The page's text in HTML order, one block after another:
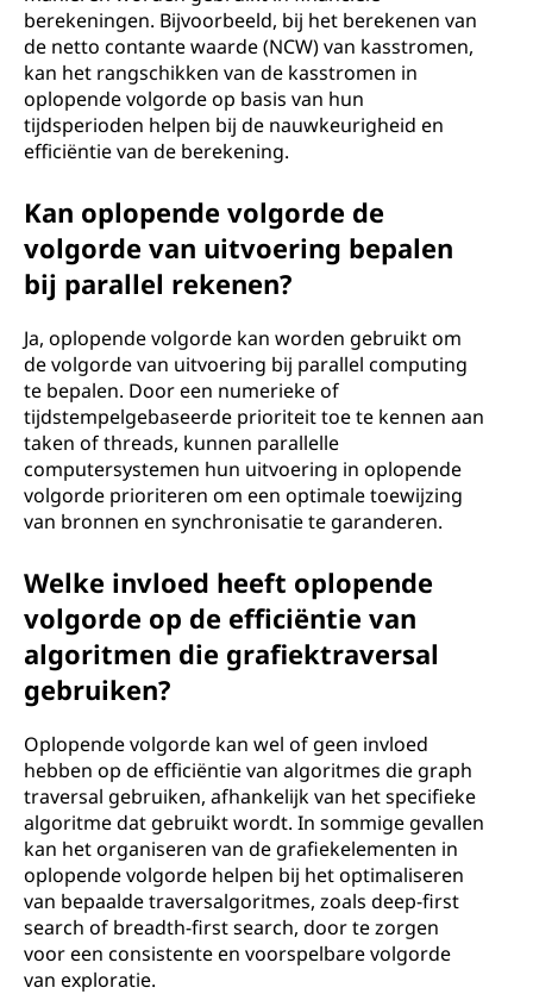
berekeningen. Bijvoorbeeld, bij het berekenen van
de netto contante waarde (NCW) van kasstromen,
kan het rangschikken van de kasstromen in
oplopende volgorde op basis van hun
tijdsperioden helpen bij de nauwkeurigheid en
efficiëntie van de berekening.
Kan oplopende volgorde de
volgorde van uitvoering bepalen
bij parallel rekenen?
Ja, oplopende volgorde kan worden gebruikt om
de volgorde van uitvoering bij parallel computing
te bepalen. Door een numerieke of
tijdstempelgebaseerde prioriteit toe te kennen aan
taken of threads, kunnen parallelle
computersystemen hun uitvoering in oplopende
volgorde prioriteren om een optimale toewijzing
van bronnen en synchronisatie te garanderen.
Welke invloed heeft oplopende
volgorde op de efficiëntie van
algoritmen die grafiektraversal
gebruiken?
Oplopende volgorde kan wel of geen invloed
hebben op de efficiëntie van algoritmes die graph
traversal gebruiken, afhankelijk van het specifieke
algoritme dat gebruikt wordt. In sommige gevallen
kan het organiseren van de grafiekelementen in
oplopende volgorde helpen bij het optimaliseren
van bepaalde traversalgoritmes, zoals deep-first
search of breadth-first search, door te zorgen
voor een consistente en voorspelbare volgorde
van exploratie.